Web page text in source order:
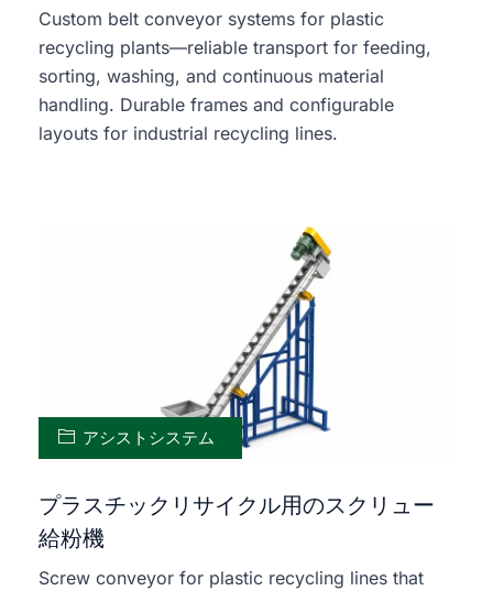
Custom belt conveyor systems for plastic
recycling plants—reliable transport for feeding,
sorting, washing, and continuous material
handling. Durable frames and configurable
layouts for industrial recycling lines.
アシストシステム
プラスチックリサイクル用のスクリュー
給粉機
Screw conveyor for plastic recycling lines that